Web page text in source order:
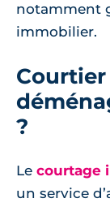
notamment
immobilier.
?
Le courtage
un service